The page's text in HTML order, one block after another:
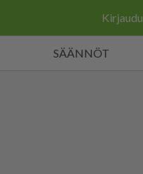
Kirjaudu
SÄÄNNÖT